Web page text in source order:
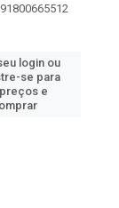
login ou
se para
e